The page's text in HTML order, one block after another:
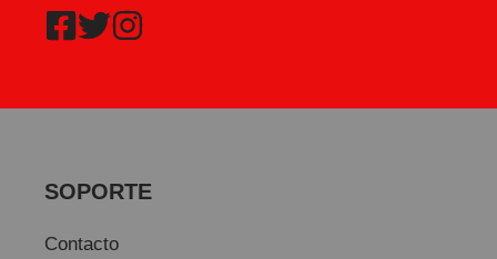
SOPORTE
Contacto